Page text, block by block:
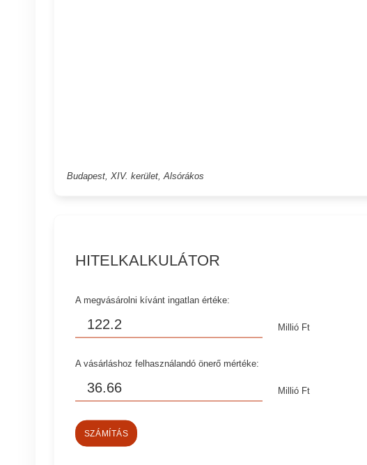
Budapest, XIV. kerület, Alsórákos
HITELKALKULÁTOR
A megvásárolni kívánt ingatlan értéke:
Millió Ft
A vásárláshoz felhasználandó önerő mértéke:
Millió Ft
SZÁMÍTÁS